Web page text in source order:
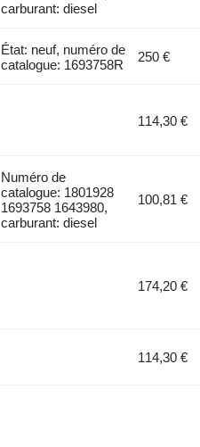
carburant: diesel
État: neuf, numéro de
catalogue: 1693758R
250 €
114,30 €
Numéro de
catalogue: 1801928
1693758 1643980,
carburant: diesel
100,81 €
174,20 €
114,30 €